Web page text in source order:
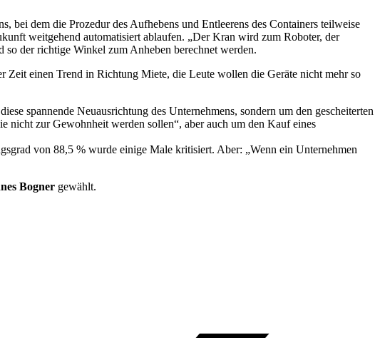
bei dem die Prozedur des Aufhebens und Entleerens des Containers teilweise
weitgehend automatisiert ablaufen. „Der Kran wird zum Roboter, der
der richtige Winkel zum Anheben berechnet werden.
Zeit einen Trend in Richtung Miete, die Leute wollen die Geräte nicht mehr so
spannende Neuausrichtung des Unternehmens, sondern um den gescheiterten
nicht zur Gewohnheit werden sollen“, aber auch um den Kauf eines
von 88,5 % wurde einige Male kritisiert. Aber: „Wenn ein Unternehmen
Bogner gewählt.